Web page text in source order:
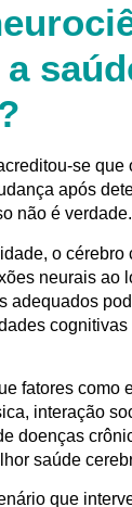
se que
após
não é verdade.
o cérebro
neurais ao
adequados
fatores como
interação
doenças
saúde
que